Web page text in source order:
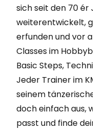
sich seit den 70
weiterentwickelt,
erfunden und vor
Classes im
Basic Steps,
Jeder Trainer im
seinem
doch einfach aus,
passt und finde